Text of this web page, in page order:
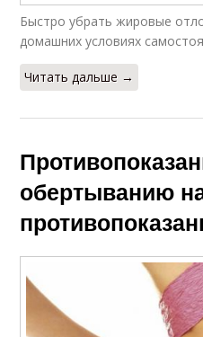
Быстро убрать жировые
домашних условиях
Читать дальше →
обертыванию